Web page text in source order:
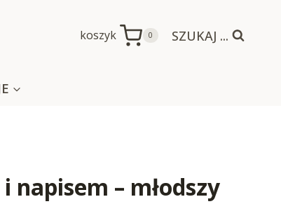
koszyk 0 SZUKAJ ...
napisem – młodszy